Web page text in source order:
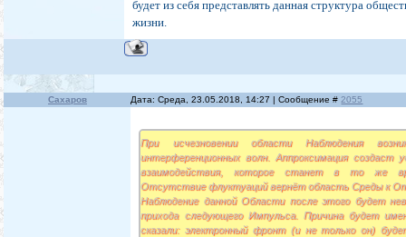
будет из себя представлять данная структура
жизни.
Сахаров Дата: Среда, 23.05.2018, 14:27 | Сообщение #2055
При исчезновении области Наблюдения
интерференционных волн. Аппроксимация создаст
взаимодействия, которое станет в то же
Отсутствие флуктуаций вернёт область Среды к
Наблюдение данной Области после этого будет
прихода следующего Импульса. Причина будет
сказали: электронный фронт (и не только он)